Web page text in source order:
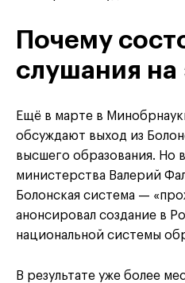
Почему
слушания на
Ещё в марте в
обсуждают выход из
высшего образования. Но
министерства Валерий
Болонская система —
анонсировал создание в
национальной системы
В результате уже более